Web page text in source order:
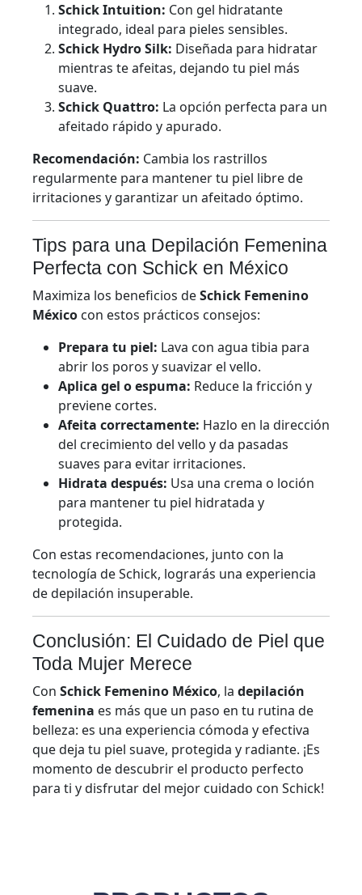
Schick Intuition: Con gel hidratante
integrado, ideal para pieles sensibles.
Schick Hydro Silk: Diseñada para hidratar
mientras te afeitas, dejando tu piel más
suave.
Schick Quattro: La opción perfecta para un
afeitado rápido y apurado.
Recomendación: Cambia los rastrillos
regularmente para mantener tu piel libre de
irritaciones y garantizar un afeitado óptimo.
Tips para una Depilación Femenina
Perfecta con Schick en México
Maximiza los beneficios deSchick Femenino
México con estos prácticos consejos:
Prepara tu piel: Lava con agua tibia para
abrir los poros y suavizar el vello.
Aplica gel o espuma: Reduce la fricción y
previene cortes.
Afeita correctamente: Hazlo en la dirección
del crecimiento del vello y da pasadas
suaves para evitar irritaciones.
Hidrata después: Usa una crema o loción
para mantener tu piel hidratada y
protegida.
Con estas recomendaciones, junto con la
tecnología de Schick, lograrás una experiencia
de depilación insuperable.
Conclusión: El Cuidado de Piel que
Toda Mujer Merece
Con Schick Femenino México, la depilación
femenina es más que un paso en tu rutina de
belleza: es una experiencia cómoda y efectiva
que deja tu piel suave, protegida y radiante. ¡Es
momento de descubrir el producto perfecto
para ti y disfrutar del mejor cuidado con Schick!